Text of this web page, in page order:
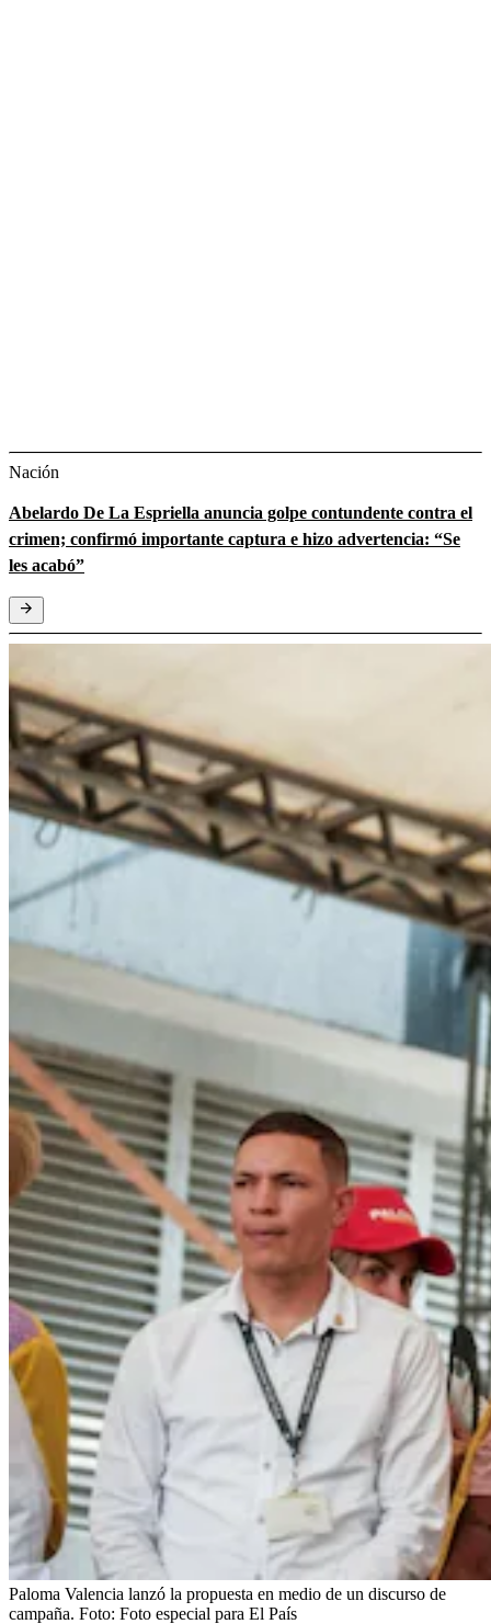
Nación
Abelardo De La Espriella anuncia golpe contundente contra el
crimen; confirmó importante captura e hizo advertencia: “Se
les acabó”
Paloma Valencia lanzó la propuesta en medio de un discurso de
campaña. Foto: Foto especial para El País